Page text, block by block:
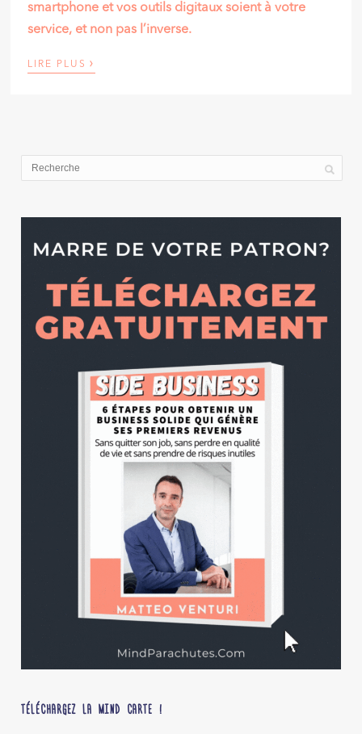
smartphone et vos outils digitaux soient à votre
service, et non pas l’inverse.
LIRE PLUS ›
TÉLÉCHARGEZ LA MIND CARTE !